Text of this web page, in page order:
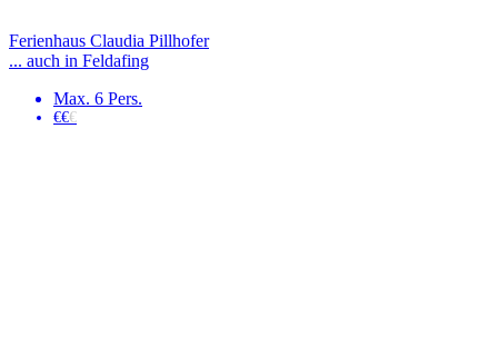
Ferienhaus Claudia Pillhofer
... auch in Feldafing
Max. 6 Pers.
€€€